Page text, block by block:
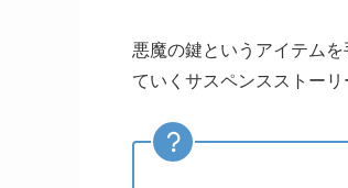
悪魔の鍵というアイテム
ていくサスペンスストーリ